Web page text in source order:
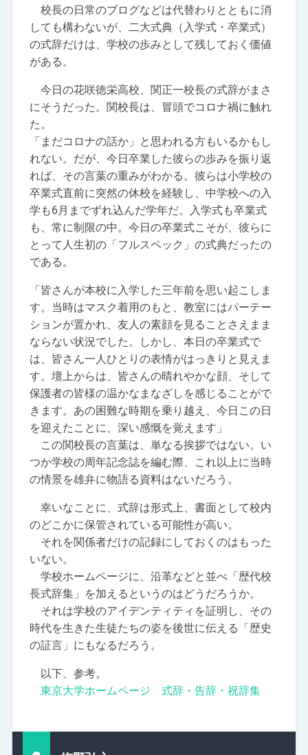
校長の日常のブログなどは代替わりとともに消
しても構わないが、二大式典（入学式・卒業式）
の式辞だけは、学校の歩みとして残しておく価値
がある。
今日の花咲徳栄高校、関正一校長の式辞がまさ
にそうだった。関校長は、冒頭でコロナ禍に触れ
た。
「まだコロナの話か」と思われる方もいるかもし
れない。だが、今日卒業した彼らの歩みを振り返
れば、その言葉の重みがわかる。彼らは小学校の
卒業式直前に突然の休校を経験し、中学校への入
学も6月までずれ込んだ学年だ。入学式も卒業式
も、常に制限の中。今日の卒業式こそが、彼らに
とって人生初の「フルスペック」の式典だったの
である。
「皆さんが本校に入学した三年前を思い起こしま
す。当時はマスク着用のもと、教室にはパーテー
ションが置かれ、友人の素顔を見ることさえまま
ならない状況でした。しかし、本日の卒業式で
は、皆さん一人ひとりの表情がはっきりと見えま
す。壇上からは、皆さんの晴れやかな顔、そして
保護者の皆様の温かなまなざしを感じることがで
きます。あの困難な時期を乗り越え、今日この日
を迎えたことに、深い感慨を覚えます」
この関校長の言葉は、単なる挨拶ではない。い
つか学校の周年記念誌を編む際、これ以上に当時
の情景を雄弁に物語る資料はないだろう。
幸いなことに、式辞は形式上、書面として校内
のどこかに保管されている可能性が高い。
それを関係者だけの記録にしておくのはもった
いない。
学校ホームページに、沿革などと並べ「歴代校
長式辞集」を加えるというのはどうだろうか。
それは学校のアイデンティティを証明し、その
時代を生きた生徒たちの姿を後世に伝える「歴史
の証言」にもなるだろう。
以下、参考。
東京大学ホームページ 式辞・告辞・祝辞集